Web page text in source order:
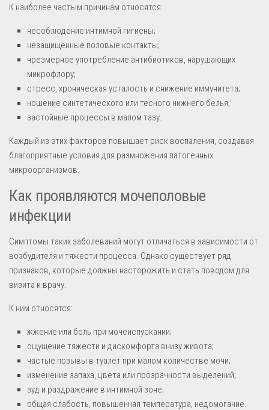
К наиболее частым причинам относятся:
несоблюдение интимной гигиены;
незащищённые половые контакты;
чрезмерное употребление антибиотиков, нарушающих
микрофлору;
стресс, хроническая усталость и снижение иммунитета;
ношение синтетического или тесного нижнего белья;
застойные процессы в малом тазу.
Каждый из этих факторов повышает риск воспаления, создавая
благоприятные условия для размножения патогенных
микроорганизмов.
Как проявляются мочеполовые
инфекции
Симптомы таких заболеваний могут отличаться в зависимости от
возбудителя и тяжести процесса. Однако существует ряд
признаков, которые должны насторожить и стать поводом для
визита к врачу.
К ним относятся:
жжение или боль при мочеиспускании;
ощущение тяжести и дискомфорта внизу живота;
частые позывы в туалет при малом количестве мочи;
изменение запаха, цвета или прозрачности выделений;
зуд и раздражение в интимной зоне;
общая слабость, повышенная температура, недомогание.